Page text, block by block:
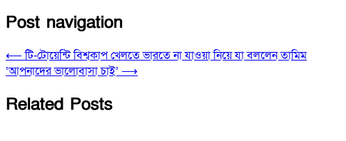
Post navigation
⟵ টি-টোয়েন্টি বিশ্বকাপ খেলতে ভারতে না যাওয়া নিয়ে যা বললেন তামিম
‘আপনাদের ভালোবাসা চাই’ ⟶
Related Posts